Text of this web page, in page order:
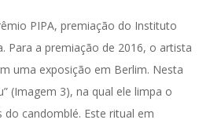
PIPA, premiação do Instituto
Para a premiação de 2016, o artista
uma exposição em Berlim. Nesta
(Imagem 3), na qual ele limpa o
candomblé. Este ritual em